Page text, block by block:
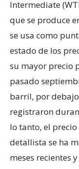
Intermediate
que se produce
se usa como
estado de los
su mayor precio
pasado
barril, por debajo
registraron
lo tanto, el
detallista se ha
meses recientes